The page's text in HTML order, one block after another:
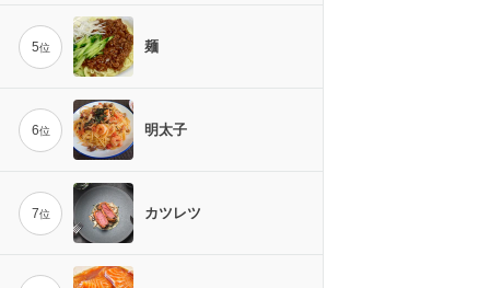
5位 麺
6位 明太子
7位 カツレツ